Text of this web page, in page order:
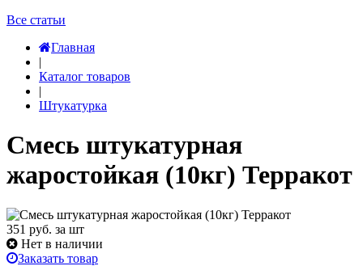
Все статьи
Главная
|
Каталог товаров
|
Штукатурка
Смесь штукатурная
жаростойкая (10кг) Терракот
351 руб. за шт
Нет в наличии
Заказать товар